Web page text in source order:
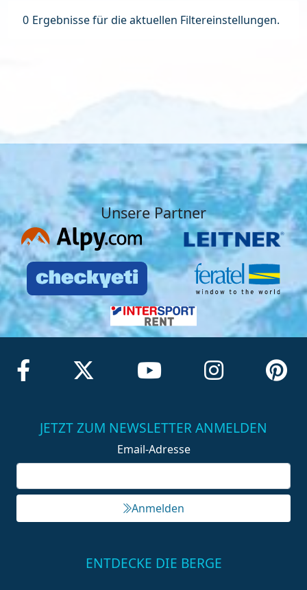
0 Ergebnisse für die aktuellen Filtereinstellungen.
Unsere Partner
JETZT ZUM NEWSLETTER ANMELDEN
Email-Adresse
Anmelden
ENTDECKE DIE BERGE